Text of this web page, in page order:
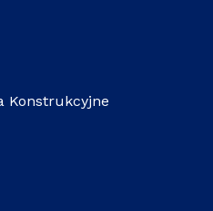
Konstrukcyjne